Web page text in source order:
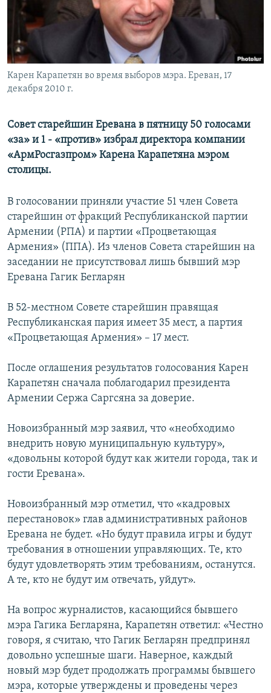
Հայերեն
English
Русский
Карен Карапетян во время выборов мэра. Ереван, 17
декабря 2010 г.
Совет старейшин Еревана в пятницу 50 голосами
«за» и 1 - «против» избрал директора компании
«АрмРосгазпром» Карена Карапетяна мэром
столицы.
В голосовании приняли участие 51 член Совета
старейшин от фракций Республиканской партии
Армении (РПА) и партии «Процветающая
Армения» (ППА). Из членов Совета старейшин на
заседании не присутствовал лишь бывший мэр
Еревана Гагик Бегларян
В 52-местном Совете старейшин правящая
Республиканская пария имеет 35 мест, а партия
«Процветающая Армения» – 17 мест.
После оглашения результатов голосования Карен
Карапетян сначала поблагодарил президента
Армении Сержа Саргсяна за доверие.
Новоизбранный мэр заявил, что «необходимо
внедрить новую муниципальную культуру»,
«довольны которой будут как жители города, так и
гости Еревана».
Новоизбранный мэр отметил, что «кадровых
перестановок» глав административных районов
Еревана не будет. «Но будут правила игры и будут
требования в отношении управляющих. Те, кто
будут удовлетворять этим требованиям, останутся.
А те, кто не будут им отвечать, уйдут».
На вопрос журналистов, касающийся бывшего
мэра Гагика Бегларяна, Карапетян ответил: «Честно
говоря, я считаю, что Гагик Бегларян предпринял
довольно успешные шаги. Наверное, каждый
новый мэр будет продолжать программы бывшего
мэра, которые утверждены и проведены через